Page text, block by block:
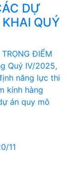
DỰ
QUÝ
ĐIỂM
Quý IV/2025,
năng lực thi
kính hàng
án quy mô